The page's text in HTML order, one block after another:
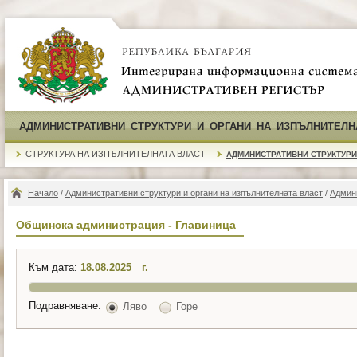
АДМИНИСТРАТИВНИ СТРУКТУРИ И ОРГАНИ НА
СТРУКТУРА НА ИЗПЪЛНИТЕЛНАТА ВЛАСТ АДМИНИСТРАТИВНИ СТРУКТУРИ
Начало / Административни структури и органи на изпълнителната власт /
Общинска администрация - Главиница
Към дата: г.
Подравняване: Ляво Горе